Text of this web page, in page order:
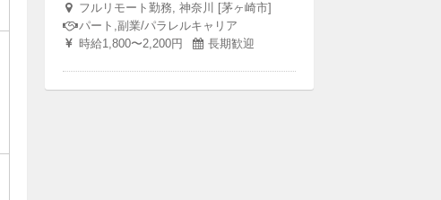
フルリモート勤務, 神奈川 [茅ヶ崎市]
パート,副業/パラレルキャリア
時給1,800〜2,200円
長期歓迎